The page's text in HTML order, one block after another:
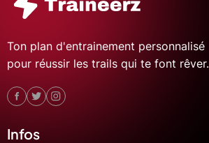
Ton plan d'entrainement personnalisé
pour réussir les trails qui te font rêver.
Infos